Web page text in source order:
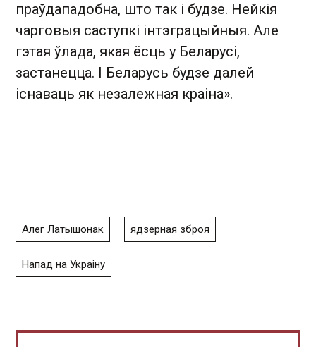
праўдападобна, што так і будзе. Нейкія
чарговыя саступкі інтэграцыйныя. Але
гэтая ўлада, якая ёсць у Беларусі,
застанецца. І Беларусь будзе далей
існаваць як незалежная краіна».
Алег Латышонак ядзерная зброя
Напад на Украіну